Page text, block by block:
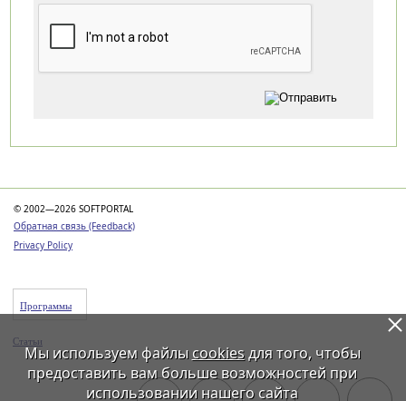
© 2002—2026 SOFTPORTAL
Обратная связь (Feedback)
Privacy Policy
Программы
Статьи
Мы используем файлы cookiesдля того, чтобы
предоставить вам больше возможностей при
использовании нашего сайта